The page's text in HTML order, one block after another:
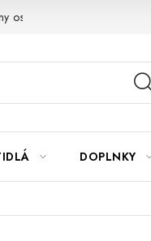
osobných údajov
DOPLNKY